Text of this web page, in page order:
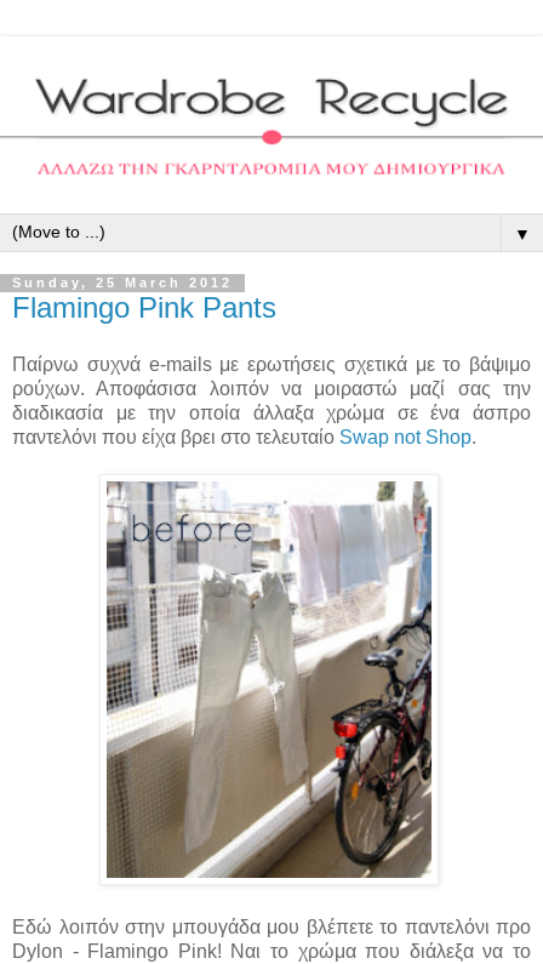
▼
Sunday, 25 March 2012
Flamingo Pink Pants
Παίρνω συχνά e-mails με ερωτήσεις σχετικά με το βάψιμο
ρούχων. Αποφάσισα λοιπόν να μοιραστώ μαζί σας την
διαδικασία με την οποία άλλαξα χρώμα σε ένα άσπρο
παντελόνι που είχα βρει στο τελευταίο Swap not Shop.
Εδώ λοιπόν στην μπουγάδα μου βλέπετε το παντελόνι προ
Dylon - Flamingo Pink! Ναι το χρώμα που διάλεξα να το